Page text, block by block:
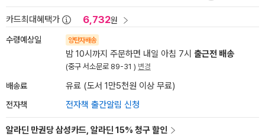
카드최대혜택가 6,732원
수령예상일 양탄자배송
밤 10시까지 주문하면 내일 아침 7시 출근전 배송
(중구 서소문로 89-31 ) 변경
배송료 유료 (도서 1만5천원 이상 무료)
전자책 전자책 출간알림 신청
알라딘 만권당 삼성카드, 알라딘 15% 청구 할인